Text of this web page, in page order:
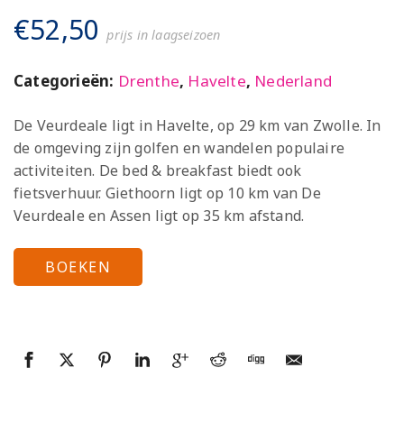
€52,50 prijs in laagseizoen
Categorieën: Drenthe, Havelte, Nederland
De Veurdeale ligt in Havelte, op 29 km van Zwolle. In
de omgeving zijn golfen en wandelen populaire
activiteiten. De bed & breakfast biedt ook
fietsverhuur. Giethoorn ligt op 10 km van De
Veurdeale en Assen ligt op 35 km afstand.
BOEKEN